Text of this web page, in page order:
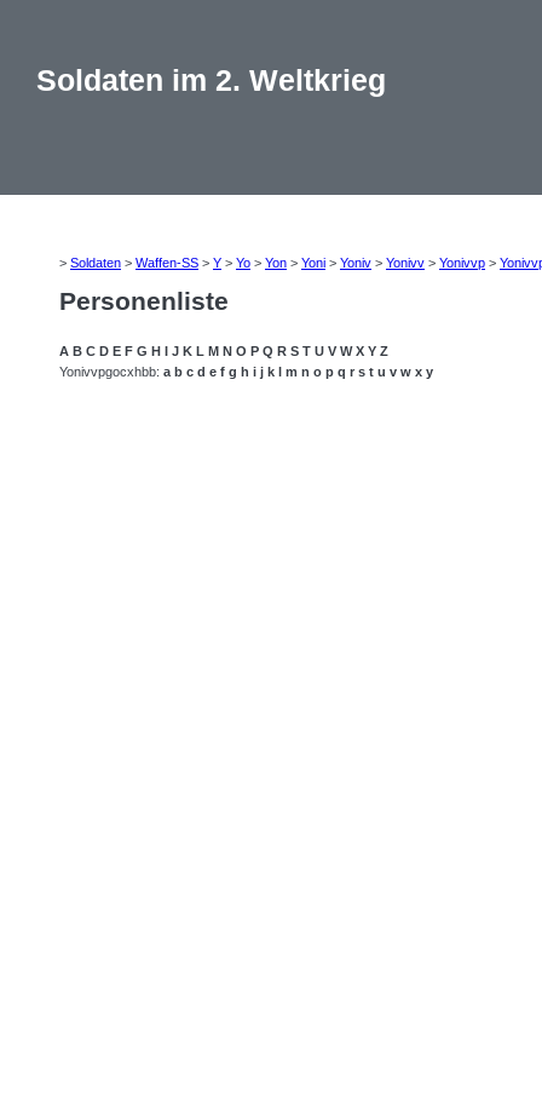
Soldaten im 2. Weltkrieg
> Soldaten > Waffen-SS > Y > Yo > Yon > Yoni > Yoniv > Yonivv > Yonivvp >
Personenliste
A B C D E F G H I J K L M N O P Q R S T U V W X Y Z
Yonivvpgocxhbb: a b c d e f g h i j k l m n o p q r s t u v w x y